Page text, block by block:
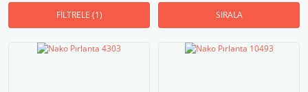
FİLTRELE (1) SIRALA